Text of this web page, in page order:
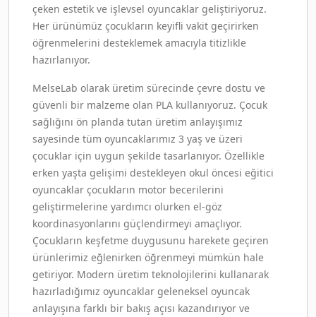
çeken estetik ve işlevsel oyuncaklar geliştiriyoruz.
Her ürünümüz çocukların keyifli vakit geçirirken
öğrenmelerini desteklemek amacıyla titizlikle
hazırlanıyor.
MelseLab olarak üretim sürecinde çevre dostu ve
güvenli bir malzeme olan PLA kullanıyoruz. Çocuk
sağlığını ön planda tutan üretim anlayışımız
sayesinde tüm oyuncaklarımız 3 yaş ve üzeri
çocuklar için uygun şekilde tasarlanıyor. Özellikle
erken yaşta gelişimi destekleyen okul öncesi eğitici
oyuncaklar çocukların motor becerilerini
geliştirmelerine yardımcı olurken el-göz
koordinasyonlarını güçlendirmeyi amaçlıyor.
Çocukların keşfetme duygusunu harekete geçiren
ürünlerimiz eğlenirken öğrenmeyi mümkün hale
getiriyor. Modern üretim teknolojilerini kullanarak
hazırladığımız oyuncaklar geleneksel oyuncak
anlayışına farklı bir bakış açısı kazandırıyor ve